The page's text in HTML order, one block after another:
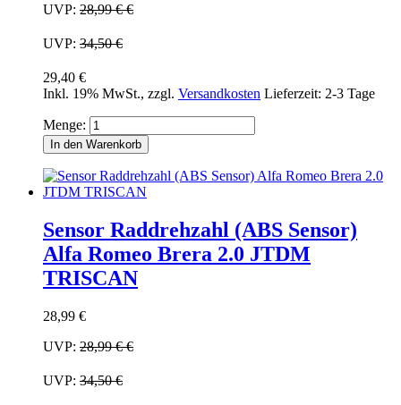
UVP: 28,99 €€
UVP: 34,50 €
29,40 €
Inkl. 19% MwSt., zzgl. Versandkosten Lieferzeit: 2-3 Tage
Menge:
In den Warenkorb
Sensor Raddrehzahl (ABS Sensor)
Alfa Romeo Brera 2.0 JTDM
TRISCAN
28,99 €
UVP: 28,99 €€
UVP: 34,50 €